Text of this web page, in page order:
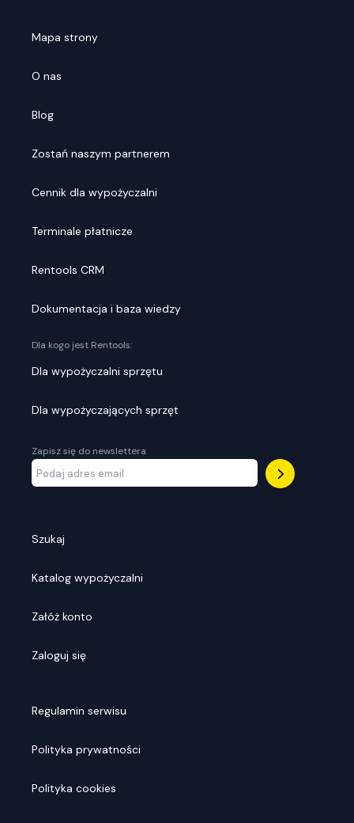
Mapa strony
O nas
Blog
Zostań naszym partnerem
Cennik dla wypożyczalni
Terminale płatnicze
Rentools CRM
Dokumentacja i baza wiedzy
Dla kogo jest Rentools:
Dla wypożyczalni sprzętu
Dla wypożyczających sprzęt
Zapisz się do newslettera
Szukaj
Katalog wypożyczalni
Załóż konto
Zaloguj się
Regulamin serwisu
Polityka prywatności
Polityka cookies